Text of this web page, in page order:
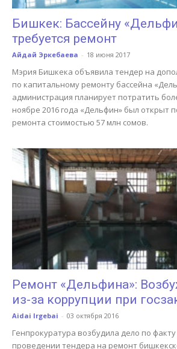
Бишкек: Бассейну
требуется ремонт
Айдай Эркебаева - 18 июня 2017
Мэрия Бишкека объявила тендер на
по капитальному ремонту бассейна
администрация планирует потратить
ноябре 2016 года «Дельфин» был открыт
ремонта стоимостью 57 млн сомов.
Ремонт «Дельфина»:
из-за коррупции при
Aidai Irgebai - 03 октября 2016
Генпрокуратура возбудила дело по
проведении тендера на ремонт